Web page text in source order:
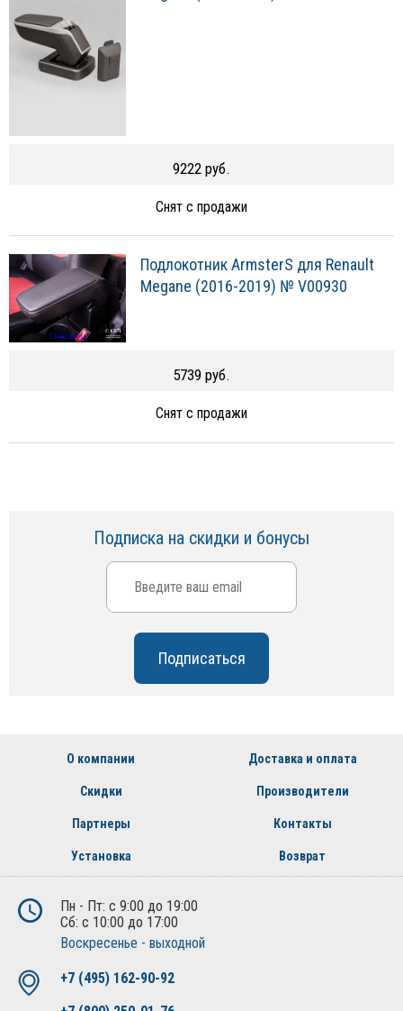
9222 руб.
Снят с продажи
Подлокотник ArmsterS для Renault
Megane (2016-2019) № V00930
5739 руб.
Снят с продажи
Подписка на скидки и бонусы
О компании Доставка и оплата
Скидки Производители
Партнеры Контакты
Установка Возврат
Пн - Пт: с 9:00 до 19:00
Сб: с 10:00 до 17:00
Воскресенье - выходной
+7 (495) 162-90-92